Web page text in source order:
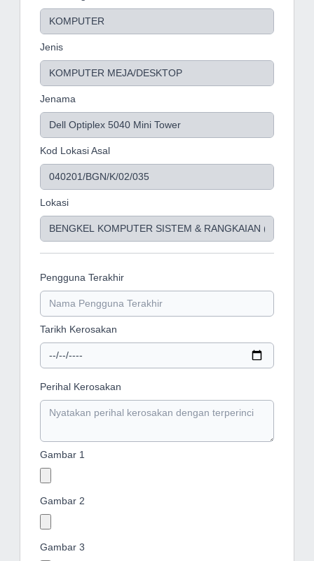
Jenis
Jenama
Kod Lokasi Asal
Lokasi
Pengguna Terakhir
Tarikh Kerosakan
Perihal Kerosakan
Gambar 1
Gambar 2
Gambar 3